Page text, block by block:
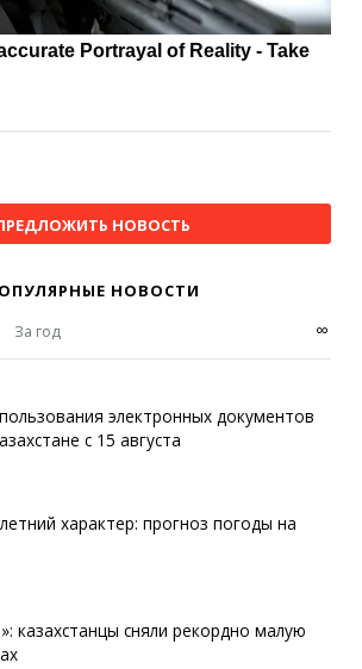
НОВОСТЬ
НОВОСТИ
За год ∞
электронных документов
с 15 августа
характер: прогноз погоды на
казахстанцы сняли рекордно малую